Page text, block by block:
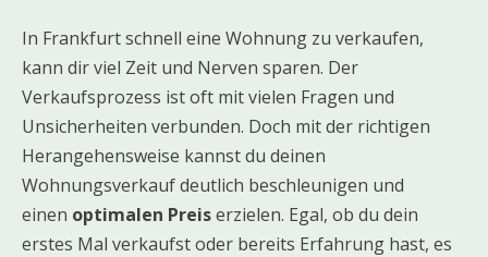
In Frankfurt schnell eine Wohnung zu verkaufen,
kann dir viel Zeit und Nerven sparen. Der
Verkaufsprozess ist oft mit vielen Fragen und
Unsicherheiten verbunden. Doch mit der richtigen
Herangehensweise kannst du deinen
Wohnungsverkauf deutlich beschleunigen und
einen optimalen Preiserzielen. Egal, ob du dein
erstes Mal verkaufst oder bereits Erfahrung hast, es